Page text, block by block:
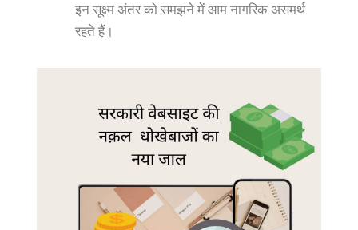
इन सूक्ष्म अंतर को समझने में आम नागरिक असमर्थ
रहते हैं।